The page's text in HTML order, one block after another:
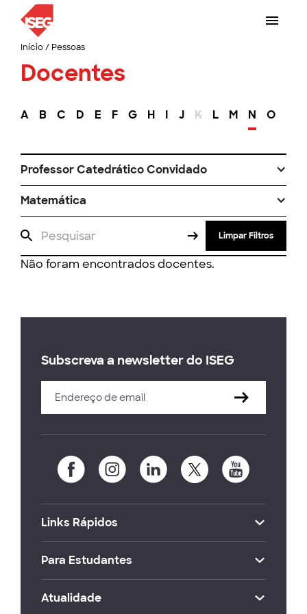
Início/ Pessoas
Docentes
A B C D E F G H I J K L M N O
Professor Catedrático Convidado
Matemática
Limpar Filtros
Não foram encontrados docentes.
Subscreva a newsletter do ISEG
Links Rápidos
Para Estudantes
Atualidade